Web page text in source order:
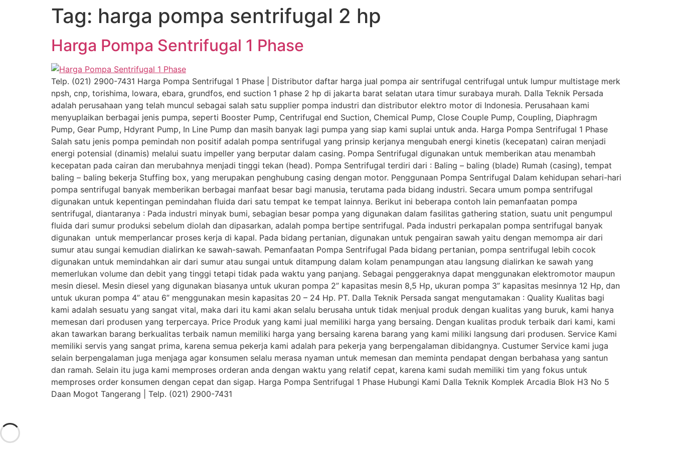
Tag: harga pompa sentrifugal 2 hp
Harga Pompa Sentrifugal 1 Phase
Telp. (021) 2900-7431 Harga Pompa Sentrifugal 1 Phase | Distributor daftar harga jual pompa air sentrifugal centrifugal untuk lumpur multistage merk
npsh, cnp, torishima, lowara, ebara, grundfos, end suction 1 phase 2 hp di jakarta barat selatan utara timur surabaya murah. Dalla Teknik Persada
adalah perusahaan yang telah muncul sebagai salah satu supplier pompa industri dan distributor elektro motor di Indonesia. Perusahaan kami
menyuplaikan berbagai jenis pumpa, seperti Booster Pump, Centrifugal end Suction, Chemical Pump, Close Couple Pump, Coupling, Diaphragm
Pump, Gear Pump, Hdyrant Pump, In Line Pump dan masih banyak lagi pumpa yang siap kami suplai untuk anda. Harga Pompa Sentrifugal 1 Phase
Salah satu jenis pompa pemindah non positif adalah pompa sentrifugal yang prinsip kerjanya mengubah energi kinetis (kecepatan) cairan menjadi
energi potensial (dinamis) melalui suatu impeller yang berputar dalam casing. Pompa Sentrifugal digunakan untuk memberikan atau menambah
kecepatan pada cairan dan merubahnya menjadi tinggi tekan (head). Pompa Sentrifugal terdiri dari : Baling – baling (blade) Rumah (casing), tempat
baling – baling bekerja Stuffing box, yang merupakan penghubung casing dengan motor. Penggunaan Pompa Sentrifugal Dalam kehidupan sehari-hari
pompa sentrifugal banyak memberikan berbagai manfaat besar bagi manusia, terutama pada bidang industri. Secara umum pompa sentrifugal
digunakan untuk kepentingan pemindahan fluida dari satu tempat ke tempat lainnya. Berikut ini beberapa contoh lain pemanfaatan pompa
sentrifugal, diantaranya : Pada industri minyak bumi, sebagian besar pompa yang digunakan dalam fasilitas gathering station, suatu unit pengumpul
fluida dari sumur produksi sebelum diolah dan dipasarkan, adalah pompa bertipe sentrifugal. Pada industri perkapalan pompa sentrifugal banyak
digunakan untuk memperlancar proses kerja di kapal. Pada bidang pertanian, digunakan untuk pengairan sawah yaitu dengan memompa air dari
sumur atau sungai kemudian dialirkan ke sawah-sawah. Pemanfaatan Pompa Sentrifugal Pada bidang pertanian, pompa sentrifugal lebih cocok
digunakan untuk memindahkan air dari sumur atau sungai untuk ditampung dalam kolam penampungan atau langsung dialirkan ke sawah yang
memerlukan volume dan debit yang tinggi tetapi tidak pada waktu yang panjang. Sebagai penggeraknya dapat menggunakan elektromotor maupun
mesin diesel. Mesin diesel yang digunakan biasanya untuk ukuran pompa 2” kapasitas mesin 8,5 Hp, ukuran pompa 3” kapasitas mesinnya 12 Hp, dan
untuk ukuran pompa 4” atau 6” menggunakan mesin kapasitas 20 – 24 Hp. PT. Dalla Teknik Persada sangat mengutamakan : Quality Kualitas bagi
kami adalah sesuatu yang sangat vital, maka dari itu kami akan selalu berusaha untuk tidak menjual produk dengan kualitas yang buruk, kami hanya
memesan dari produsen yang terpercaya. Price Produk yang kami jual memiliki harga yang bersaing. Dengan kualitas produk terbaik dari kami, kami
akan tawarkan barang berkualitas terbaik namun memiliki harga yang bersaing karena barang yang kami miliki langsung dari produsen. Service Kami
memiliki servis yang sangat prima, karena semua pekerja kami adalah para pekerja yang berpengalaman dibidangnya. Custumer Service kami juga
selain berpengalaman juga menjaga agar konsumen selalu merasa nyaman untuk memesan dan meminta pendapat dengan berbahasa yang santun
dan ramah. Selain itu juga kami memproses orderan anda dengan waktu yang relatif cepat, karena kami sudah memiliki tim yang fokus untuk
memproses order konsumen dengan cepat dan sigap. Harga Pompa Sentrifugal 1 Phase Hubungi Kami Dalla Teknik Komplek Arcadia Blok H3 No 5
Daan Mogot Tangerang | Telp. (021) 2900-7431